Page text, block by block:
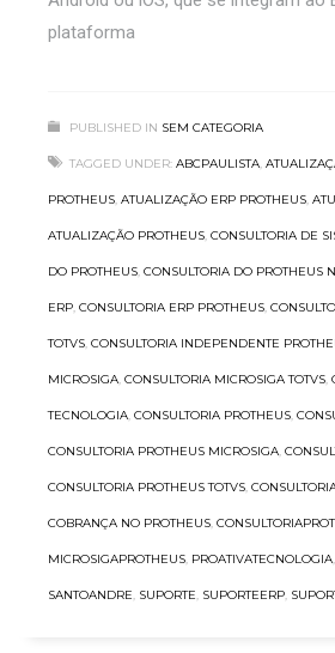
plataforma
PUBLISHED IN SEM CATEGORIA
TAGGED UNDER: ABCPAULISTA,
PROTHEUS, ATUALIZAÇÃO ERP PROTHEUS,
ATUALIZAÇÃO PROTHEUS, CONSULTORIA DE
DO PROTHEUS, CONSULTORIA DO PROTHEUS
ERP, CONSULTORIA ERP PROTHEUS,
TOTVS, CONSULTORIA INDEPENDENTE
MICROSIGA, CONSULTORIA MICROSIGA TOTVS,
TECNOLOGIA, CONSULTORIA PROTHEUS,
CONSULTORIA PROTHEUS MICROSIGA,
CONSULTORIA PROTHEUS TOTVS,
COBRANÇA NO PROTHEUS,
MICROSIGAPROTHEUS, PROATIVATECNOLOGIA,
SANTOANDRE, SUPORTE, SUPORTEERP,